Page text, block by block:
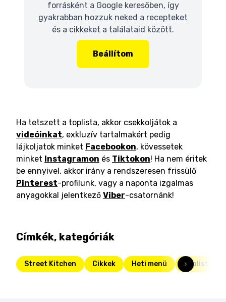
forrásként a Google keresőben, így
gyakrabban hozzuk neked a recepteket
és a cikkeket a találataid között.
Beállítom
Ha tetszett a toplista, akkor csekkoljátok a
videóinkat, exkluzív tartalmakért pedig
lájkoljatok minket Facebookon, kövessetek
minket Instagramon és Tiktokon! Ha nem éritek
be ennyivel, akkor irány a rendszeresen frissülő
Pinterest-profilunk, vagy a naponta izgalmas
anyagokkal jelentkező Viber-csatornánk!
Címkék, kategóriák
Street Kitchen Cikkek Heti menü Toplista